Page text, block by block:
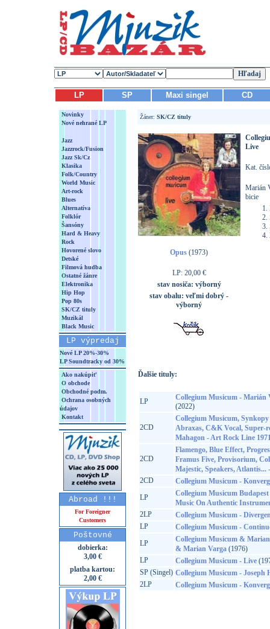
LP SP Maxi singel CD
Novinky
Nové nehrané LP
Jazz
Jazzrock/Fusion
Jazz Sk/Cz
Klasika
Folk/Country
World Music
Art-rock
Blues
Alternatíva
Folklór
Šansóny
Hard & Heavy
Rock
Hovorené slovo
Detské
Filmová hudba
Ostatné žánre
Elektronika
Hip Hop
Pop 80s
SK/CZ tituly
Muzikál
Black Music
LP výpredaj
Nové LP 20%-30%
LP Soundtracky od 30%
Ako nakúpiť
O obchode
Obchodné podm.
Ochrana osobných
údajov
Kontakt
Abroad !!!
For Foreigner
Customers
Poštovné
dobierka:
3,00 €
platba kartou:
2,00 €
Žáner: SK/CZ tituly
Opus (1973)
LP: 20,00 €
stav nosiča: výborný
stav obalu: veľmi dobrý -
výborný
Live
Kat.
Marián
bicie
Ďalšie tituly:
LP
Collegium Musicum - Marián
(2022)
2CD
Collegium Musicum,
Abraxas, C&K Vocal, Super-
Mahagon - Art Rock Line
2CD
Flamengo, Blue Effect,
Framus Five, Provisorium,
Majestic, Speakers, Atlantis...
2CD
Collegium Musicum -
LP
Collegium Musicum
Music On Authentic
2LP
Collegium Musicum -
LP
Collegium Musicum -
LP
Collegium Musicum &
& Marian Varga(1976)
LP
Collegium Musicum - Live
SP (Singel) Collegium Musicum - Joseph
2LP
Collegium Musicum -